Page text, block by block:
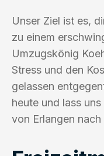
Unser Ziel ist es,
zu einem
Umzugskönig
Stress und den
gelassen
heute und lass
von Erlangen